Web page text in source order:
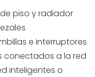
piso y radiador
e interruptores
conectados a la red
inteligentes o